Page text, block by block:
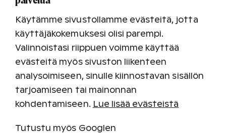
Siirry varaamaan
Käytämme sivustollamme evästeitä, jotta
käyttäjäkokemuksesi olisi parempi.
Valinnoistasi riippuen voimme käyttää
evästeitä myös sivuston liikenteen
analysoimiseen, sinulle kiinnostavan sisällön
tarjoamiseen tai mainonnan
kohdentamiseen. Lue lisää evästeistä
Tutustu myös Googlen